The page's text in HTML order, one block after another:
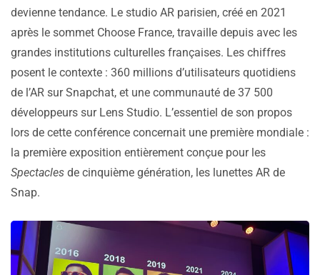
devienne tendance. Le studio AR parisien, créé en 2021
après le sommet Choose France, travaille depuis avec les
grandes institutions culturelles françaises. Les chiffres
posent le contexte : 360 millions d’utilisateurs quotidiens
de l’AR sur Snapchat, et une communauté de 37 500
développeurs sur Lens Studio. L’essentiel de son propos
lors de cette conférence concernait une première mondiale :
la première exposition entièrement conçue pour les
Spectacles de cinquième génération, les lunettes AR de
Snap.